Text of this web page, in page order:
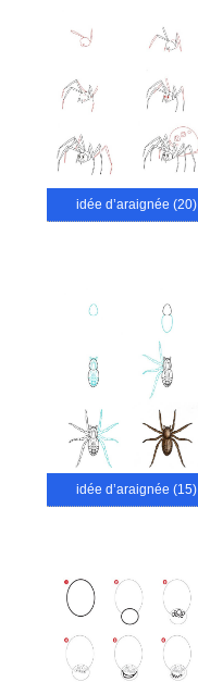
idée d’araignée (20)
idée d’araignée (15)